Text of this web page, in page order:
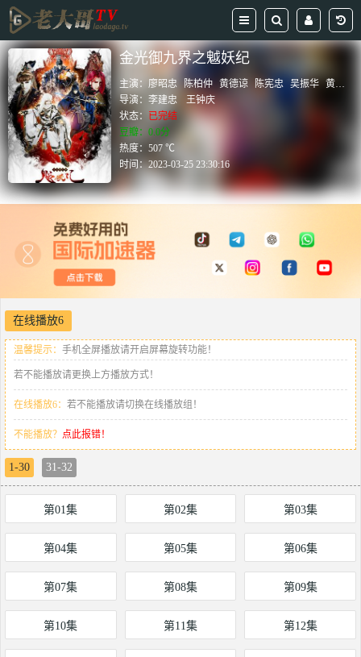
金光御九界之魆妖纪
主演：廖昭忠 陈柏仲 黄德谅 陈宪忠 吴振华 黄燕飞
导演：李建忠
王钟庆
状态： 已完结
豆瓣：0.0分
热度：507 ℃
时间：2023-03-25 23:30:16
在线播放6
温馨提示： 手机全屏播放请开启屏幕旋转功能！
若不能播放请更换上方播放方式！
在线播放6： 若不能播放请切换在线播放组！
不能播放？ 点此报错！
1-30 31-32
第01集 第02集 第03集
第04集 第05集 第06集
第07集 第08集 第09集
第10集 第11集 第12集